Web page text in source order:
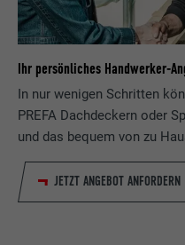
Ihr persönliches Handwerker-
In nur wenigen Schritten
PREFA Dachdeckern oder
und das bequem von zu
JETZT ANGEBOT ANFORDERN
Besucher
Name _gaexp
Anbieter Google
Laufzeit Sitzung
Zweck
Speichert
Sprach
Name lang
Anbieter LinkedIn